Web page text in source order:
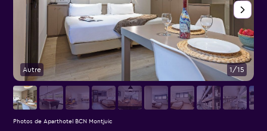
Autre 1/15
Photos de Aparthotel BCN Montjuic